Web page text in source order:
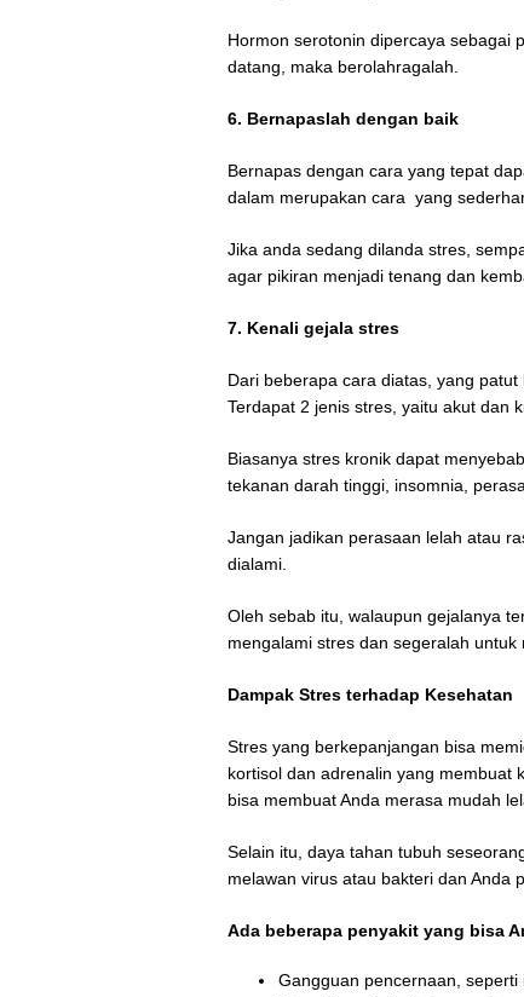
Hormon serotonin dipercaya sebagai
datang, maka berolahragalah.
6. Bernapaslah dengan baik
Bernapas dengan cara yang tepat
dalam merupakan cara yang
Jika anda sedang dilanda stres,
agar pikiran menjadi tenang dan
7. Kenali gejala stres
Dari beberapa cara diatas, yang
Terdapat 2 jenis stres, yaitu akut dan
Biasanya stres kronik dapat
tekanan darah tinggi, insomnia,
Jangan jadikan perasaan lelah atau
dialami.
Oleh sebab itu, walaupun gejalanya
mengalami stres dan segeralah
Dampak Stres terhadap Kesehatan
Stres yang berkepanjangan bisa
kortisol dan adrenalin yang membuat
bisa membuat Anda merasa mudah
Selain itu, daya tahan tubuh
melawan virus atau bakteri dan Anda
Ada beberapa penyakit yang bisa
Gangguan pencernaan,